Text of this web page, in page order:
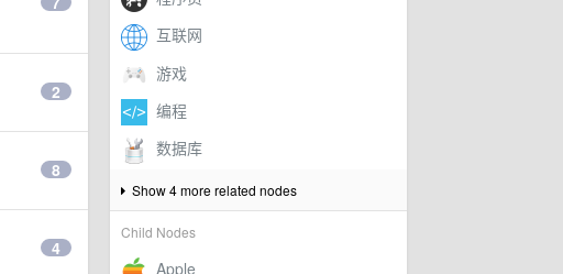
Show 4 more related nodes
Child Nodes
2
8
4